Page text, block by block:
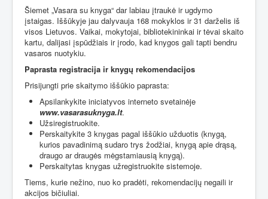
Šiemet „Vasara su knyga“ dar labiau įtraukė ir ugdymo
įstaigas. Iššūkyje jau dalyvauja 168 mokyklos ir 31 darželis iš
visos Lietuvos. Vaikai, mokytojai, bibliotekininkai ir tėvai skaito
kartu, dalijasi įspūdžiais ir įrodo, kad knygos gali tapti bendru
vasaros nuotykiu.
Paprasta registracija ir knygų rekomendacijos
Prisijungti prie skaitymo iššūkio paprasta:
Apsilankykite iniciatyvos interneto svetainėje
www.vasarasuknyga.lt.
Užsiregistruokite.
Perskaitykite 3 knygas pagal iššūkio užduotis (knygą,
kurios pavadinimą sudaro trys žodžiai, knygą apie drąsą,
draugo ar draugės mėgstamiausią knygą).
Perskaitytas knygas užregistruokite sistemoje.
Tiems, kurie nežino, nuo ko pradėti, rekomendacijų negaili ir
akcijos bičiuliai.